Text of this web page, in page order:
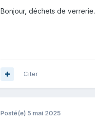
Bonjour, déchets de verrerie.
Citer
Posté(e) 5 mai 2025